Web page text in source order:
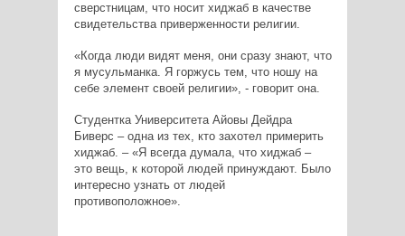
сверстницам, что носит хиджаб в качестве
свидетельства приверженности религии.
«Когда люди видят меня, они сразу знают, что
я мусульманка. Я горжусь тем, что ношу на
себе элемент своей религии», - говорит она.
Студентка Университета Айовы Дейдра
Биверс – одна из тех, кто захотел примерить
хиджаб. – «Я всегда думала, что хиджаб –
это вещь, к которой людей принуждают. Было
интересно узнать от людей
противоположное».